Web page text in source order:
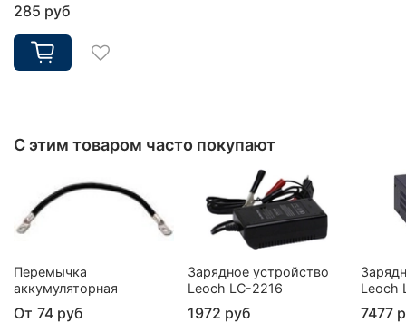
285 руб
С этим товаром часто покупают
Перемычка
аккумуляторная
От 74 руб
Зарядное устройство
Leoch LC-2216
1972 руб
Leoch
7477